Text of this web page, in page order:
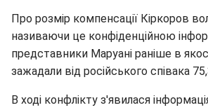
Про розмір компенсації Кіркоров
називаючи це конфіденційною
представники Маруані раніше в
зажадали від російського співака
В ході конфлікту з'явилася